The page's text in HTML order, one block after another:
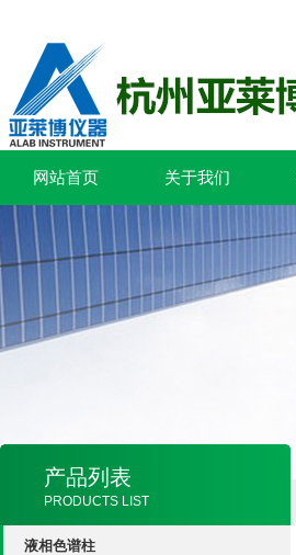
网站首页 关于我们
产品列表
PRODUCTS LIST
液相色谱柱